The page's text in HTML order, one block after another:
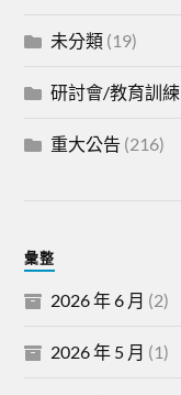
未分類 (19)
研討會/教育訓練
重大公告 (216)
彙整
2026 年 6 月 (2)
2026 年 5 月 (1)